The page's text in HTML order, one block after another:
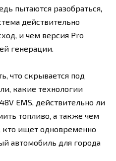
пытаются разобраться,
действительно
и чем версия Pro
генерации.
что скрывается под
какие технологии
EMS, действительно ли
топливо, а также чем
кто ищет одновременно
автомобиль для города